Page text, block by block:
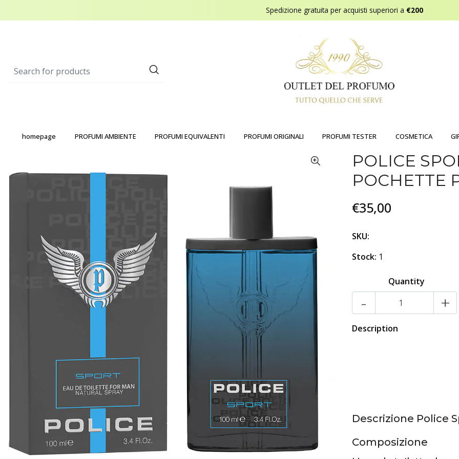
Spedizione gratuita per acquisti superiori a €200
homepage PROFUMI AMBIENTE PROFUMI EQUIVALENTI PROFUMI ORIGINALI PROFUMI TESTER COSMETICA
POLICE
POCHETTE
€35,00
SKU:
Stock: 1
Quantity
- +
Description
Descrizione Police
Composizione